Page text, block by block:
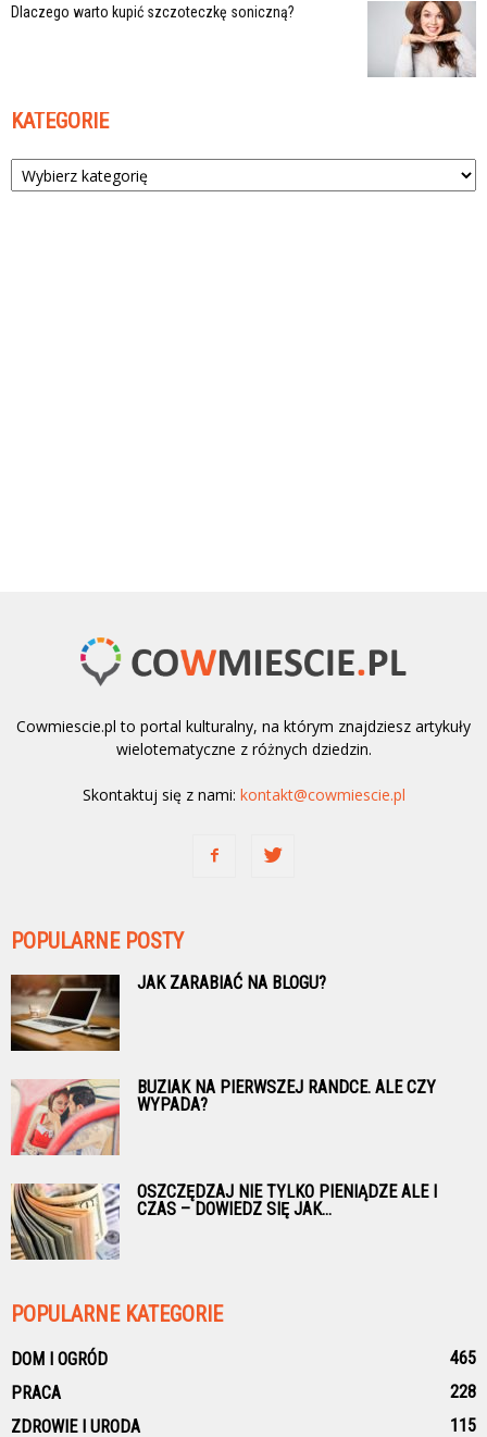
Dlaczego warto kupić szczoteczkę soniczną?
KATEGORIE
Kategorie
Cowmiescie.pl to portal kulturalny, na którym znajdziesz artykuły
wielotematyczne z różnych dziedzin.
Skontaktuj się z nami: kontakt@cowmiescie.pl
POPULARNE POSTY
JAK ZARABIAĆ NA BLOGU?
BUZIAK NA PIERWSZEJ RANDCE. ALE CZY
WYPADA?
OSZCZĘDZAJ NIE TYLKO PIENIĄDZE ALE I
CZAS – DOWIEDZ SIĘ JAK...
POPULARNE KATEGORIE
DOM I OGRÓD
465
PRACA
228
ZDROWIE I URODA
115